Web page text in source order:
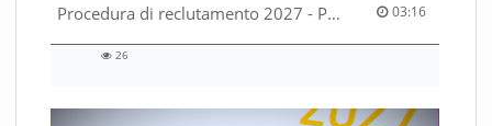
Procedura di reclutamento 2027 - Parte 2 03:16
03:16 duration
26